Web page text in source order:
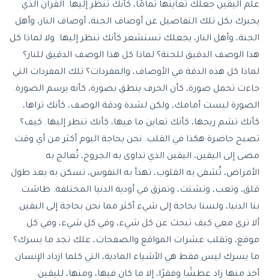
علم اليقين جعلك تعاينها تمامًا، كأنك تنظر إليها. القرآن الذي
يخبرك بكل تلك التفاصيل عن أوصاف الجنة، أوصاف النار، وأهل
الجنة، وأهل النار، يجعلك تستشعر كأنك تنظر إليها. ولا لماذا كل
هذا الوصف الدقيق للجنة؟ لماذا كل هذا الوصف الدقيق للنار؟
لماذا كل هذه الدقة في الأوصاف، والمفردات؟ تلك المفردات التي
جاءت تحمل صورة، كأن الحرف ينطق بصورة، كأنه يرسم الصورة.
الصورة ليست أمامك، ولكن لشدة ودقة الوصف، كأنك تراها،
كأنك تشم ريحها، كأنك تعاين ما فيها، كأنك تنظر إليها. كيف؟
تصبح حاضرة هكذا في القلب. نحن بحاجة اليوم أكثر من أي وقت
مضى إلى اليقين، اليقين الذي تداوى به الجروح، تُعالج به
الأمراض، تُشفى به القلوب، تهدأ به النفوس، تسكن به بعد طول
قلق، وتعب، وتشتت، وتمزق في أودية الدنيا المختلفة. طاشت
بنا الدنيا، ولسنا بحاجة إلى شيء أكثر مما نحن بحاجة إلى اليقين.
ألا ترى معي كيف تبحث عن كل شيء، وفي كل شيء، وفي كل
موقع، وتقلب عشرات المواقع والصفحات، علك تجد ما يسرك؟
ما يسرك ليس فقط هي الأشياء المادية، التي كلما ازداد الإنسان
أخذ منها زاد عطشًا وفقرًا، إلا ما كان فيها، ومنها، لليقين.